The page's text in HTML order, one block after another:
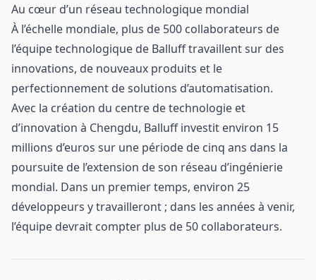
Au cœur d’un réseau technologique mondial
À l’échelle mondiale, plus de 500 collaborateurs de
l’équipe technologique de Balluff travaillent sur des
innovations, de nouveaux produits et le
perfectionnement de solutions d’automatisation.
Avec la création du centre de technologie et
d’innovation à Chengdu, Balluff investit environ 15
millions d’euros sur une période de cinq ans dans la
poursuite de l’extension de son réseau d’ingénierie
mondial. Dans un premier temps, environ 25
développeurs y travailleront ; dans les années à venir,
l’équipe devrait compter plus de 50 collaborateurs.